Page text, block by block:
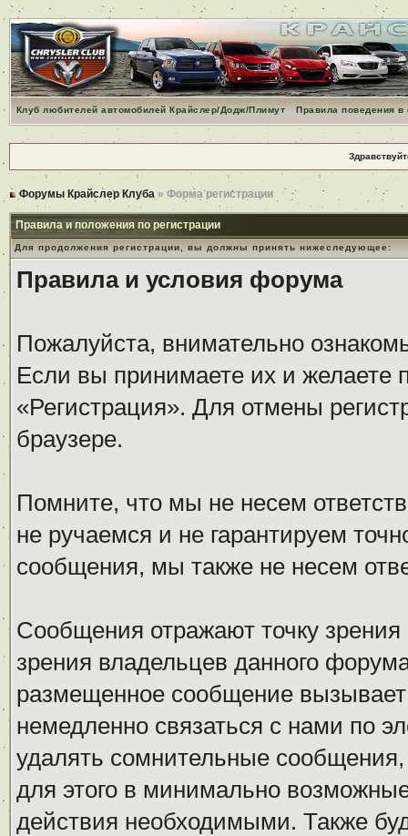
Клуб любителей автомобилей Крайслер/Додж/Плимут Правила поведения
Форумы Крайслер Клуба » Форма регистрации
Правила и положения по регистрации
Для продолжения регистрации, вы должны принять нижеследующее:
Правила и условия форума
Пожалуйста, внимательно
Если вы принимаете их и желаете
«Регистрация». Для отмены
браузере.
Помните, что мы не несем
не ручаемся и не гарантируем
сообщения, мы также не несем
Сообщения отражают точку
зрения владельцев данного
размещенное сообщение
немедленно связаться с нами по
удалять сомнительные
для этого в минимально
действия необходимыми. Также